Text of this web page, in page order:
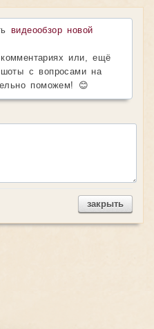
видеообзор новой
или, ещё
с вопросами на
поможем! 😊
закрыть